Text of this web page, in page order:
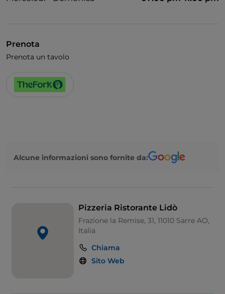
Prenota
Prenota un tavolo
Alcune informazioni sono fornite da:
Pizzeria Ristorante Lidò
Frazione la Remise, 31, 11010 Sarre AO,
Italia
Chiama
Sito Web